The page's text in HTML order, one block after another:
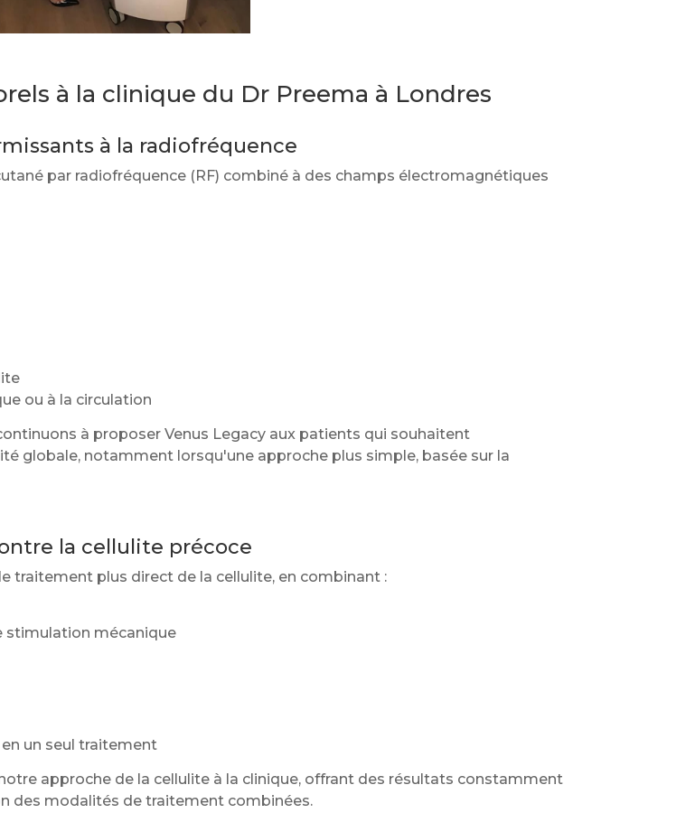
à la clinique du Dr Preema à Londres
à la radiofréquence
par radiofréquence (RF) combiné à des champs électromagnétiques
ou à la circulation
à proposer Venus Legacy aux patients qui souhaitent
globale, notamment lorsqu'une approche plus simple, basée sur la
la cellulite précoce
traitement plus direct de la cellulite, en combinant :
stimulation mécanique
un seul traitement
approche de la cellulite à la clinique, offrant des résultats constamment
des modalités de traitement combinées.